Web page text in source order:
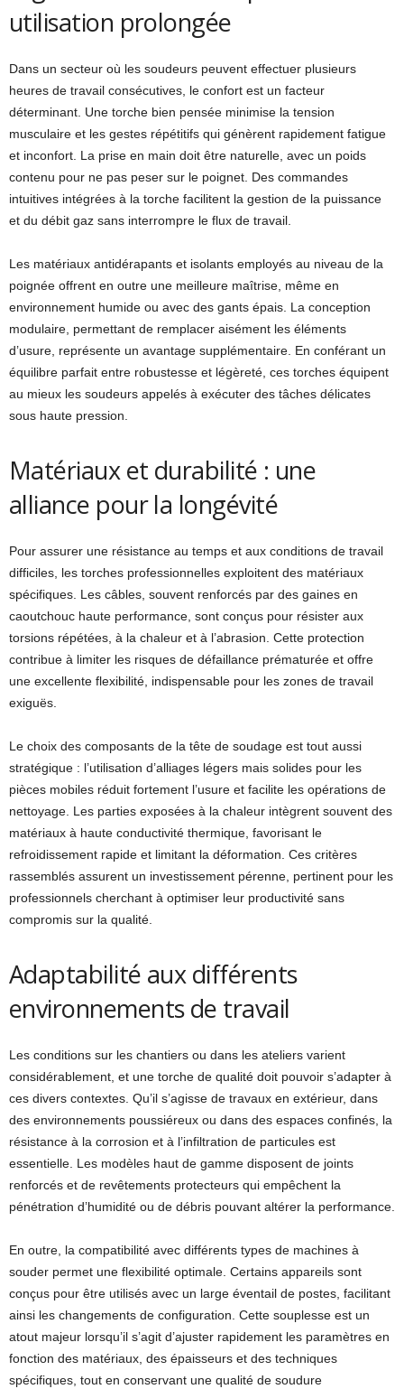
utilisation prolongée
Dans un secteur où les soudeurs peuvent effectuer plusieurs
heures de travail consécutives, le confort est un facteur
déterminant. Une torche bien pensée minimise la tension
musculaire et les gestes répétitifs qui génèrent rapidement fatigue
et inconfort. La prise en main doit être naturelle, avec un poids
contenu pour ne pas peser sur le poignet. Des commandes
intuitives intégrées à la torche facilitent la gestion de la puissance
et du débit gaz sans interrompre le flux de travail.
Les matériaux antidérapants et isolants employés au niveau de la
poignée offrent en outre une meilleure maîtrise, même en
environnement humide ou avec des gants épais. La conception
modulaire, permettant de remplacer aisément les éléments
d’usure, représente un avantage supplémentaire. En conférant un
équilibre parfait entre robustesse et légèreté, ces torches équipent
au mieux les soudeurs appelés à exécuter des tâches délicates
sous haute pression.
Matériaux et durabilité : une
alliance pour la longévité
Pour assurer une résistance au temps et aux conditions de travail
difficiles, les torches professionnelles exploitent des matériaux
spécifiques. Les câbles, souvent renforcés par des gaines en
caoutchouc haute performance, sont conçus pour résister aux
torsions répétées, à la chaleur et à l’abrasion. Cette protection
contribue à limiter les risques de défaillance prématurée et offre
une excellente flexibilité, indispensable pour les zones de travail
exiguës.
Le choix des composants de la tête de soudage est tout aussi
stratégique : l’utilisation d’alliages légers mais solides pour les
pièces mobiles réduit fortement l’usure et facilite les opérations de
nettoyage. Les parties exposées à la chaleur intègrent souvent des
matériaux à haute conductivité thermique, favorisant le
refroidissement rapide et limitant la déformation. Ces critères
rassemblés assurent un investissement pérenne, pertinent pour les
professionnels cherchant à optimiser leur productivité sans
compromis sur la qualité.
Adaptabilité aux différents
environnements de travail
Les conditions sur les chantiers ou dans les ateliers varient
considérablement, et une torche de qualité doit pouvoir s’adapter à
ces divers contextes. Qu’il s’agisse de travaux en extérieur, dans
des environnements poussiéreux ou dans des espaces confinés, la
résistance à la corrosion et à l’infiltration de particules est
essentielle. Les modèles haut de gamme disposent de joints
renforcés et de revêtements protecteurs qui empêchent la
pénétration d’humidité ou de débris pouvant altérer la performance.
En outre, la compatibilité avec différents types de machines à
souder permet une flexibilité optimale. Certains appareils sont
conçus pour être utilisés avec un large éventail de postes, facilitant
ainsi les changements de configuration. Cette souplesse est un
atout majeur lorsqu’il s’agit d’ajuster rapidement les paramètres en
fonction des matériaux, des épaisseurs et des techniques
spécifiques, tout en conservant une qualité de soudure